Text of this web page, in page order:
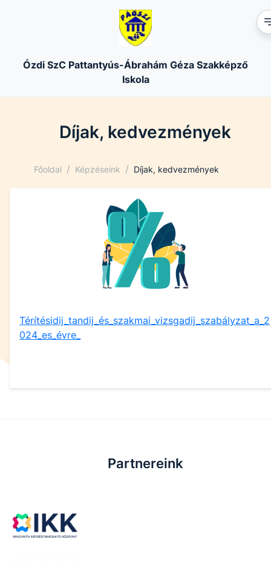
Ózdi SzC Pattantyús-Ábrahám Géza Szakképző
Iskola
Díjak, kedvezmények
Főoldal / Képzéseink / Díjak, kedvezmények
Térítésidij_tandij_és_szakmai_vizsgadij_szabályzat_a_2
024_es_évre_
Partnereink